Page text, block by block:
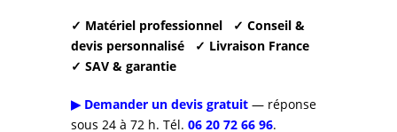
✓ Matériel professionnel
✓ Conseil &
devis personnalisé
✓ Livraison France
✓ SAV & garantie
▶ Demander un devis gratuit — réponse
sous 24 à 72 h. Tél. 06 20 72 66 96.